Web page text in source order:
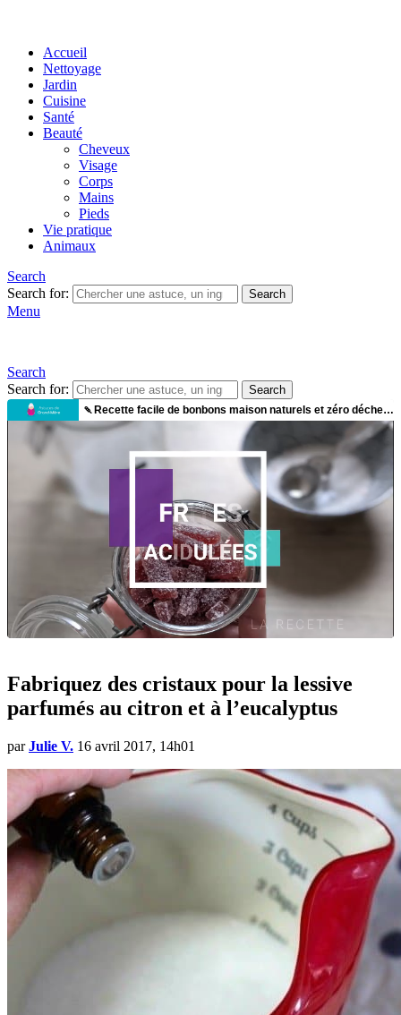
Accueil
Nettoyage
Jardin
Cuisine
Santé
Beauté
Cheveux
Visage
Corps
Mains
Pieds
Vie pratique
Animaux
Search
Search for:
Search
Menu
Search
Search for:
Search
Fabriquez des cristaux pour la lessive
parfumés au citron et à l’eucalyptus
par Julie V. 16 avril 2017, 14h01